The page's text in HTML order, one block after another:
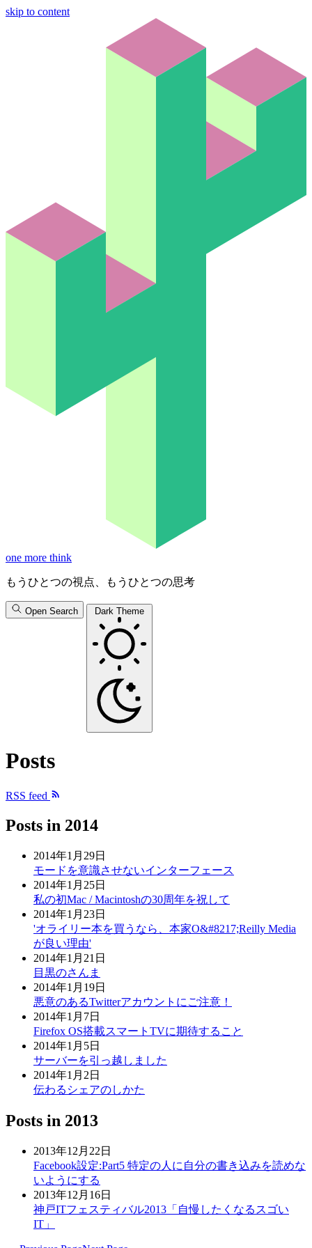
skip to content
one more think
もうひとつの視点、もうひとつの思考
Open Search Dark Theme
Posts
RSS feed
Posts in 2014
2014年1月29日
モードを意識させないインターフェース
2014年1月25日
私の初Mac / Macintoshの30周年を祝して
2014年1月23日
'オライリー本を買うなら、本家O&#8217;Reilly Media
が良い理由'
2014年1月21日
目黒のさんま
2014年1月19日
悪意のあるTwitterアカウントにご注意！
2014年1月7日
Firefox OS搭載スマートTVに期待すること
2014年1月5日
サーバーを引っ越しました
2014年1月2日
伝わるシェアのしかた
Posts in 2013
2013年12月22日
Facebook設定:Part5 特定の人に自分の書き込みを読めな
いようにする
2013年12月16日
神戸ITフェスティバル2013「自慢したくなるスゴい
IT」